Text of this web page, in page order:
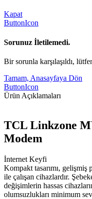
Kapat
ButtonIcon
Sorunuz İletilemedi.
Bir sorunla karşılaşıldı,
Tamam, Anasayfaya Dön
ButtonIcon
Ürün Açıklamaları
TCL Linkzone
Modem
İnternet Keyfi
Kompakt tasarımı, gelişmiş
ile çalışan cihazlardır.
değişimlerin hassas
olumsuzlukları minimum